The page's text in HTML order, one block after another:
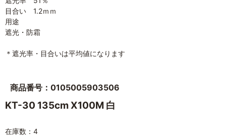
目合い 1.2ｍｍ
用途
遮光・防霜
＊遮光率・目合いは平均値になります
商品番号：0105005903506
KT-30 135cm X100M 白
在庫数：4